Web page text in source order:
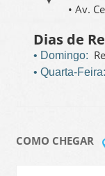
• Av.
Dias de
• Domingo:
• Quarta-
COMO CHEGAR